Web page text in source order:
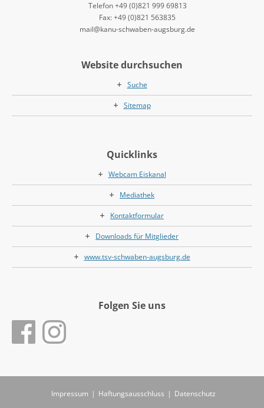
Telefon +49 (0)821 999 69813
Fax: +49 (0)821 563835
mail@kanu-schwaben-augsburg.de
Website durchsuchen
Suche
Sitemap
Quicklinks
Webcam Eiskanal
Mediathek
Kontaktformular
Downloads für Mitglieder
www.tsv-schwaben-augsburg.de
Folgen Sie uns
Impressum | Haftungsausschluss | Datenschutz